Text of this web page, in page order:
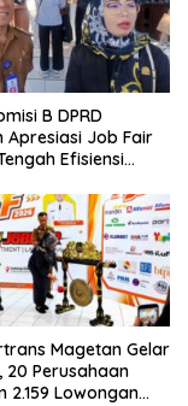
B DPRD
Apresiasi Job Fair
Efisiensi
Magetan Gelar
20 Perusahaan
2.159 Lowongan